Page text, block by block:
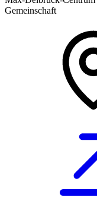
Gemeinschaft